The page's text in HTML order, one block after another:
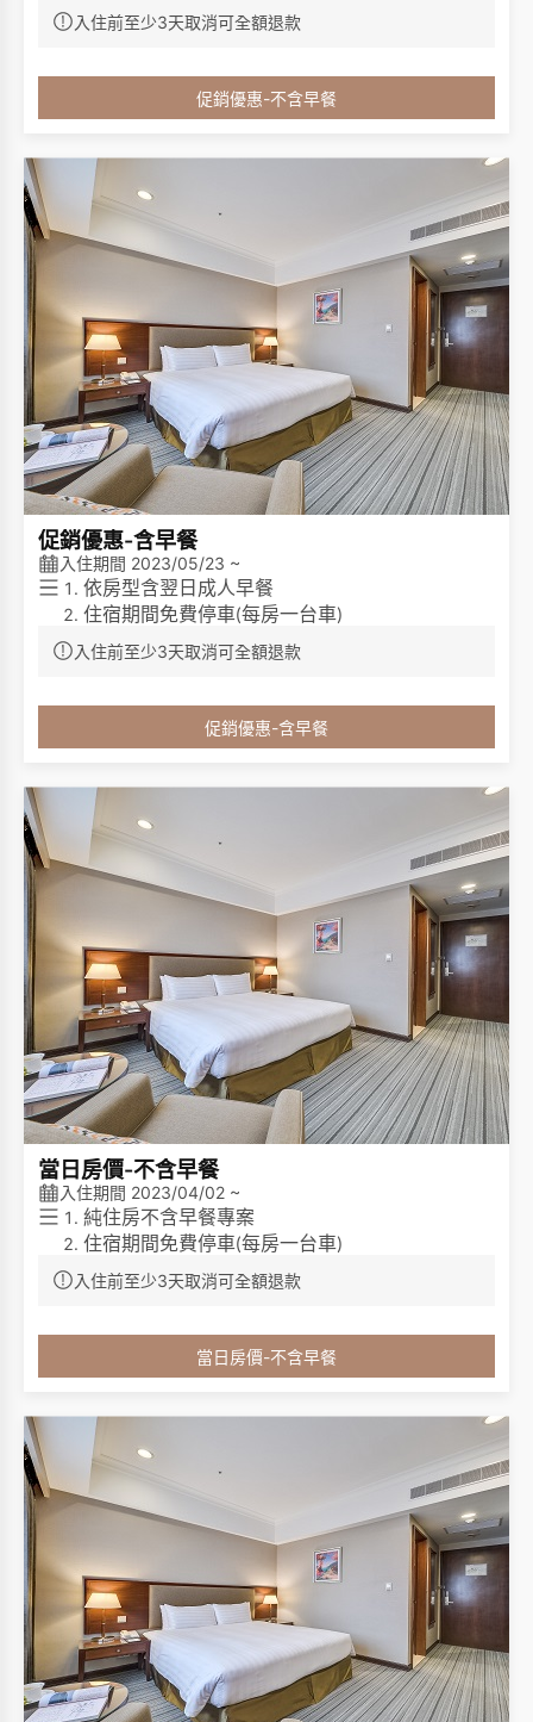
免費無線網際網路
免費咖啡
茶包
客房內僅提供毛巾、洗髮乳、沐浴乳，不再提供
其他一次性備品(例如:梳子、牙刷、牙膏、浴帽、
品，一起為永續環保盡一份心力。
入住前至少3天取消可全額退款
促銷優惠-不含早餐
促銷優惠-含早餐
入住期間 2023/05/23 ~
依房型含翌日成人早餐
住宿期間免費停車(每房一台車)
免費無線網際網路
免費咖啡
茶包
客房內僅提供毛巾、洗髮乳、沐浴乳，不再提供
其他一次性備品(例如:梳子、牙刷、牙膏、浴帽、
品，一起為永續環保盡一份心力。
入住前至少3天取消可全額退款
促銷優惠-含早餐
當日房價-不含早餐
入住期間 2023/04/02 ~
純住房不含早餐專案
住宿期間免費停車(每房一台車)
免費無線網際網路
免費咖啡
茶包
客房內僅提供毛巾、洗髮乳、沐浴乳，不再提供
其他一次性備品(例如:梳子、牙刷、牙膏、浴帽、
品，一起為永續環保盡一份心力。
入住前至少3天取消可全額退款
當日房價-不含早餐